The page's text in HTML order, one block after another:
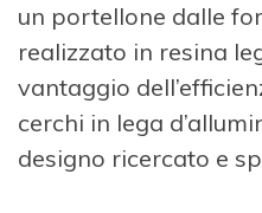
un portellone dalle
realizzato in resina
vantaggio
cerchi in lega
designo ricercato e